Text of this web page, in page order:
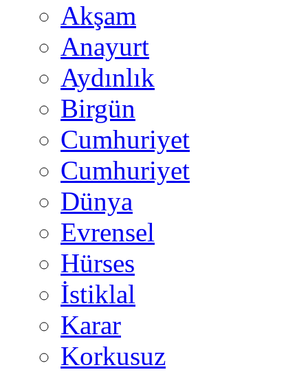
Akşam
Anayurt
Aydınlık
Birgün
Cumhuriyet
Cumhuriyet
Dünya
Evrensel
Hürses
İstiklal
Karar
Korkusuz